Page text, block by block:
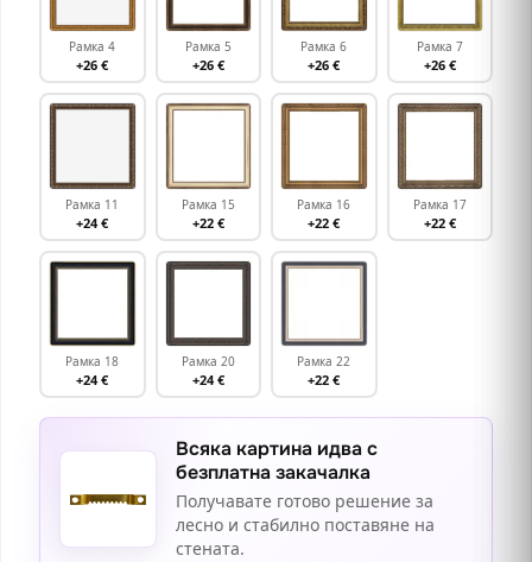
Рамка 4
+26 €
Рамка 5
+26 €
Рамка 6
+26 €
Рамка 7
+26 €
Рамка 11
+24 €
Рамка 15
+22 €
Рамка 16
+22 €
Рамка 17
+22 €
Рамка 18
+24 €
Рамка 20
+24 €
Рамка 22
+22 €
Всяка картина идва с
безплатна закачалка
Получавате готово решение за
лесно и стабилно поставяне на
стената.